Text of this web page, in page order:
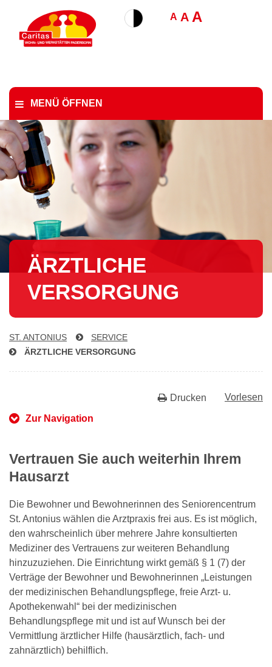
A A A
MENÜ ÖFFNEN
ÄRZTLICHE
VERSORGUNG
ST. ANTONIUS
SERVICE
ÄRZTLICHE VERSORGUNG
Vorlesen
Drucken
Zur Navigation
Vertrauen Sie auch weiterhin Ihrem
Hausarzt
Die Bewohner und Bewohnerinnen des Seniorencentrum
St. Antonius wählen die Arztpraxis frei aus. Es ist möglich,
den wahrscheinlich über mehrere Jahre konsultierten
Mediziner des Vertrauens zur weiteren Behandlung
hinzuzuziehen. Die Einrichtung wirkt gemäß § 1 (7) der
Verträge der Bewohner und Bewohnerinnen „Leistungen
der medizinischen Behandlungspflege, freie Arzt- u.
Apothekenwahl“ bei der medizinischen
Behandlungspflege mit und ist auf Wunsch bei der
Vermittlung ärztlicher Hilfe (hausärztlich, fach- und
zahnärztlich) behilflich.